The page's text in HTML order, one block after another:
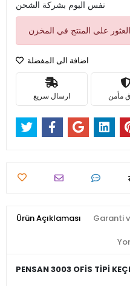
نفس اليوم بشركة الشحن
على المنتج في المخزن
اضافة الى المفضلة
ارسال سريع مأمن
Ürün Açıklaması Garanti
PENSAN 3003 OFİS TİPİ